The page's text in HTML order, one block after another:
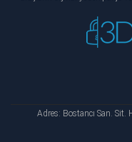
Adres: Bostancı San. Sit.